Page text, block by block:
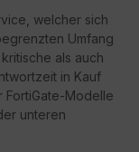
welcher sich
Umfang
als auch
in Kauf
FortiGate-Modelle
unteren